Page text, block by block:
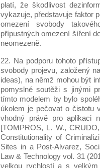
platí, že škodlivost
vykazuje, představuje faktor
omezení svobody
přípustných omezení šíření
neomezeně.
22. Na podporu tohoto
svobody projevu, založený
ideas), na němž mohou být
pomyslné soutěži s jinými
tímto modelem by bylo
úkolem je pečovat o čistotu
vhodný právě pro aplikaci
[TOMPROS, L. W.,
Constitutionality of
Sites in a Post-Alvarez,
Law & Technology vol. 31
velkou rychlostí a s velkým